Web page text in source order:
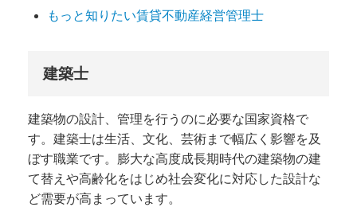
もっと知りたい賃貸不動産経営管理士
建築士
建築物の設計、管理を行うのに必要な国家資格で
す。建築士は生活、文化、芸術まで幅広く影響を及
ぼす職業です。膨大な高度成長期時代の建築物の建
て替えや高齢化をはじめ社会変化に対応した設計な
ど需要が高まっています。